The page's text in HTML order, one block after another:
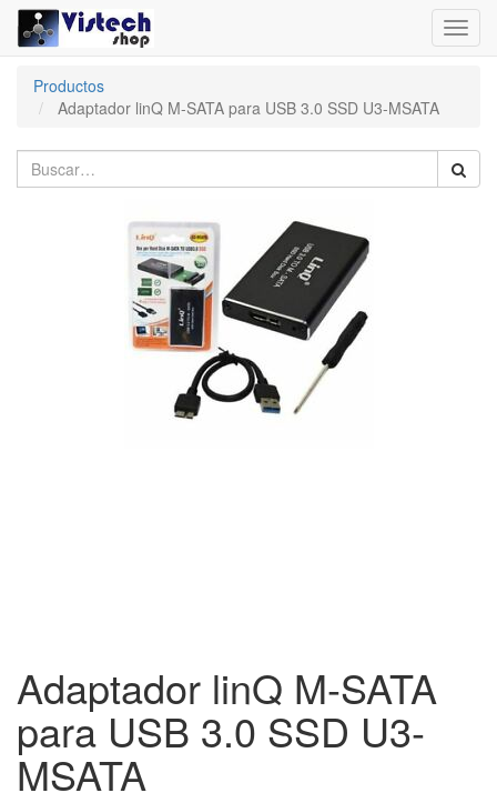
Productos
Adaptador linQ M-SATA para USB 3.0 SSD U3-MSATA
Adaptador linQ M-SATA
para USB 3.0 SSD U3-
MSATA